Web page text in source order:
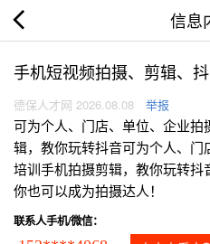
信息
手机短视频拍摄、剪辑、
德保人才网 2026.08.08 举报
可为个人、门店、单位、企业
辑，教你玩转抖音可为个人、门
培训手机拍摄剪辑，教你玩转抖
你也可以成为拍摄达人！
联系人手机/微信：